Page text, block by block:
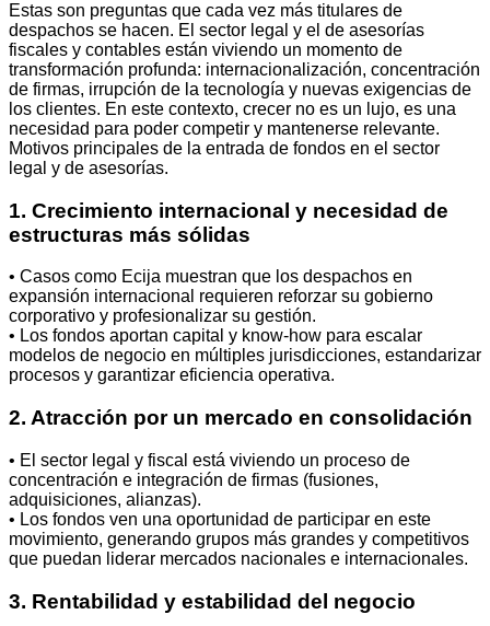
Estas son preguntas que cada vez más titulares de
despachos se hacen. El sector legal y el de asesorías
fiscales y contables están viviendo un momento de
transformación profunda: internacionalización, concentración
de firmas, irrupción de la tecnología y nuevas exigencias de
los clientes. En este contexto, crecer no es un lujo, es una
necesidad para poder competir y mantenerse relevante.
Motivos principales de la entrada de fondos en el sector
legal y de asesorías.
1. Crecimiento internacional y necesidad de
estructuras más sólidas
• Casos como Ecija muestran que los despachos en
expansión internacional requieren reforzar su gobierno
corporativo y profesionalizar su gestión.
• Los fondos aportan capital y know-how para escalar
modelos de negocio en múltiples jurisdicciones, estandarizar
procesos y garantizar eficiencia operativa.
2. Atracción por un mercado en consolidación
• El sector legal y fiscal está viviendo un proceso de
concentración e integración de firmas (fusiones,
adquisiciones, alianzas).
• Los fondos ven una oportunidad de participar en este
movimiento, generando grupos más grandes y competitivos
que puedan liderar mercados nacionales e internacionales.
3. Rentabilidad y estabilidad del negocio